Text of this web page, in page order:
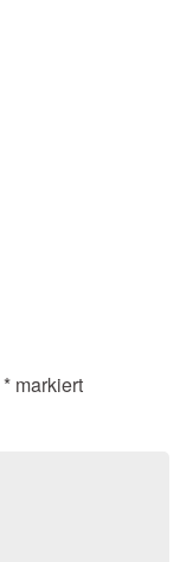
* markiert